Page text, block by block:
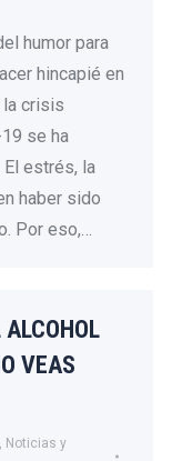
humor para
hincapié en
la crisis
se ha
estrés, la
haber sido
Por eso,…
VEAS
, Noticias y